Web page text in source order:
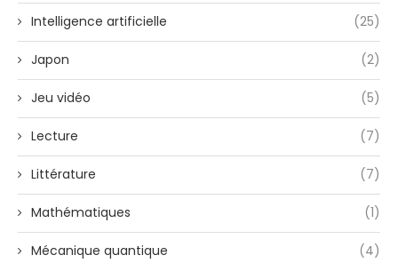
Intelligence artificielle (25)
Japon (2)
Jeu vidéo (5)
Lecture (7)
Littérature (7)
Mathématiques (1)
Mécanique quantique (4)